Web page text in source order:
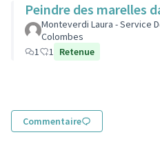
Peindre des marelles
Monteverdi Laura - Service
Colombes
1
1 Retenue
Commentaire